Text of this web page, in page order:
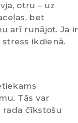
otru – uz
bet
arī runājot. Ja ir
ikdienā.
Tās var
čīkstošu